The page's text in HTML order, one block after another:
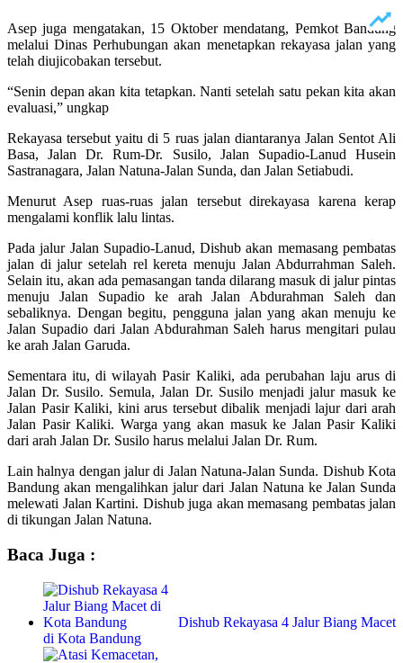
Asep juga mengatakan, 15 Oktober mendatang, Pemkot Bandung
melalui Dinas Perhubungan akan menetapkan rekayasa jalan yang
telah diujicobakan tersebut.
“Senin depan akan kita tetapkan. Nanti setelah satu pekan kita akan
evaluasi,” ungkap
Rekayasa tersebut yaitu di 5 ruas jalan diantaranya Jalan Sentot Ali
Basa, Jalan Dr. Rum-Dr. Susilo, Jalan Supadio-Lanud Husein
Sastranagara, Jalan Natuna-Jalan Sunda, dan Jalan Setiabudi.
Menurut Asep ruas-ruas jalan tersebut direkayasa karena kerap
mengalami konflik lalu lintas.
Pada jalur Jalan Supadio-Lanud, Dishub akan memasang pembatas
jalan di jalur setelah rel kereta menuju Jalan Abdurrahman Saleh.
Selain itu, akan ada pemasangan tanda dilarang masuk di jalur pintas
menuju Jalan Supadio ke arah Jalan Abdurahman Saleh dan
sebaliknya. Dengan begitu, pengguna jalan yang akan menuju ke
Jalan Supadio dari Jalan Abdurahman Saleh harus mengitari pulau
ke arah Jalan Garuda.
Sementara itu, di wilayah Pasir Kaliki, ada perubahan laju arus di
Jalan Dr. Susilo. Semula, Jalan Dr. Susilo menjadi jalur masuk ke
Jalan Pasir Kaliki, kini arus tersebut dibalik menjadi lajur dari arah
Jalan Pasir Kaliki. Warga yang akan masuk ke Jalan Pasir Kaliki
dari arah Jalan Dr. Susilo harus melalui Jalan Dr. Rum.
Lain halnya dengan jalur di Jalan Natuna-Jalan Sunda. Dishub Kota
Bandung akan mengalihkan jalur dari Jalan Natuna ke Jalan Sunda
melewati Jalan Kartini. Dishub juga akan memasang pembatas jalan
di tikungan Jalan Natuna.
Baca Juga :
Dishub Rekayasa 4 Jalur Biang Macet
di Kota Bandung